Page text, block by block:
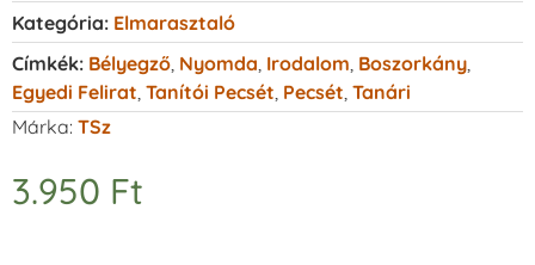
Kategória: Elmarasztaló
Címkék: Bélyegző Nyomda Irodalom Boszorkány
Egyedi Felirat Tanítói Pecsét Pecsét Tanári
Márka: TSz
3.950 Ft